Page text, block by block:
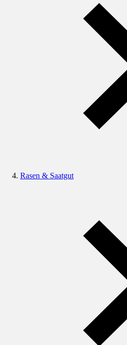
Rasen & Saatgut